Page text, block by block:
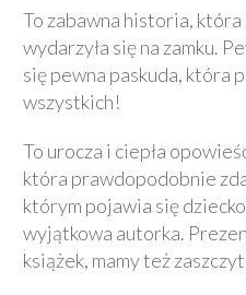
To zabawna historia,
wydarzyła się na zamku.
się pewna paskuda, która
wszystkich!
To urocza i ciepła
która prawdopodobnie
którym pojawia się
wyjątkowa autorka.
książek, mamy też